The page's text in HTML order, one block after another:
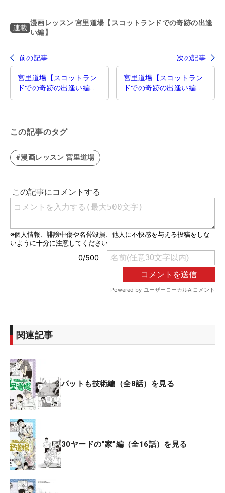
連載
漫画レッスン 宮里道場【スコットランドでの奇跡の出逢
い編】
前の記事 次の記事
宮里道場【スコットラン
ドでの奇跡の出逢い編】
宮里道場【スコットラン
ドでの奇跡の出逢い編】
この記事のタグ
#漫画レッスン 宮里道場
関連記事
パットも技術編（全8話）を見る
30ヤードの“家”編（全16話）を見る